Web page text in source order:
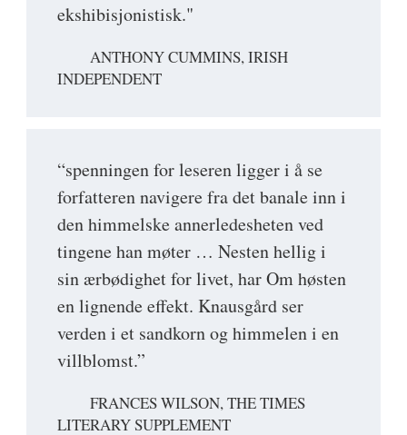
ekshibisjonistisk."
ANTHONY CUMMINS, IRISH
INDEPENDENT
“spenningen for leseren ligger i å se
forfatteren navigere fra det banale inn i
den himmelske annerledesheten ved
tingene han møter … Nesten hellig i
sin ærbødighet for livet, har Om høsten
en lignende effekt. Knausgård ser
verden i et sandkorn og himmelen i en
villblomst.”
FRANCES WILSON, THE TIMES
LITERARY SUPPLEMENT